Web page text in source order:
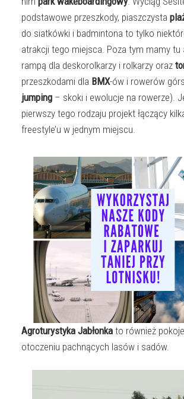
podstawowe przeszkody, piaszczysta
do siatkówki i badmintona to tylko
atrakcji tego miejsca. Poza tym mamy tu
rampą dla deskorolkarzy i rolkarzy oraz
przeszkodami dla BMX-ów i rowerów
jumping – skoki i ewolucje na rowerze).
pierwszy tego rodzaju projekt łączący
freestyle’u w jednym miejscu.
Agroturystyka Jabłonka to również
otoczeniu pachnących lasów i sadów.